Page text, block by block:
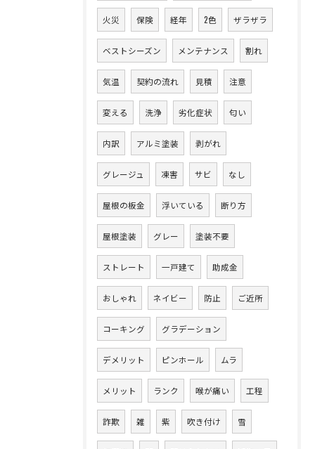
火災 保険 経年 2色 ザラザラ
ベストシーズン メンテナンス 割れ
気温 契約の流れ 見積 注意
変える 洗浄 劣化症状 匂い
内訳 アルミ塗装 剥がれ
グレージュ 凍害 サビ なし
屋根の板金 浮いている 断り方
屋根塗装 グレー 塗装不要
ストレート 一戸建て 助成金
おしゃれ ネイビー 防止 ご近所
コーキング グラデーション
デメリット ピンホール ムラ
メリット ランク 喉が痛い 工程
詐欺 雑 紫 吹き付け 雪